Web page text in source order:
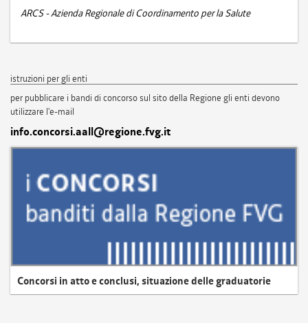
ARCS - Azienda Regionale di Coordinamento per la Salute
istruzioni per gli enti
per pubblicare i bandi di concorso sul sito della Regione gli enti devono
utilizzare l'e-mail
info.concorsi.aall@regione.fvg.it
Concorsi in atto e conclusi, situazione delle graduatorie